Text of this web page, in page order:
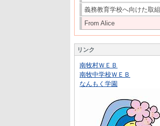
義務教育学校へ向けた取組
From Alice
リンク
南牧村ＷＥＢ
南牧中学校ＷＥＢ
なんもく学園